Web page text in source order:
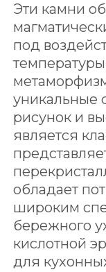
Эти камни
под
уникальные
рисунок и
является
обладает
широким
бережного
кислотной
для